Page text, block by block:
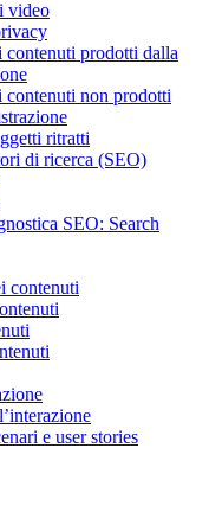
video
prodotti dalla
non prodotti
ritratti
di ricerca (SEO)
SEO: Search
contenuti
e user stories